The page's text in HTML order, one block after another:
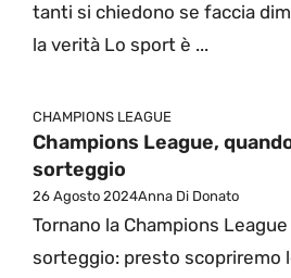
tanti si chiedono se faccia
la verità Lo sport è ...
CHAMPIONS LEAGUE
Champions League,
sorteggio
26 Agosto 2024Anna Di Donato
Tornano la Champions
sorteggio: presto scopriremo